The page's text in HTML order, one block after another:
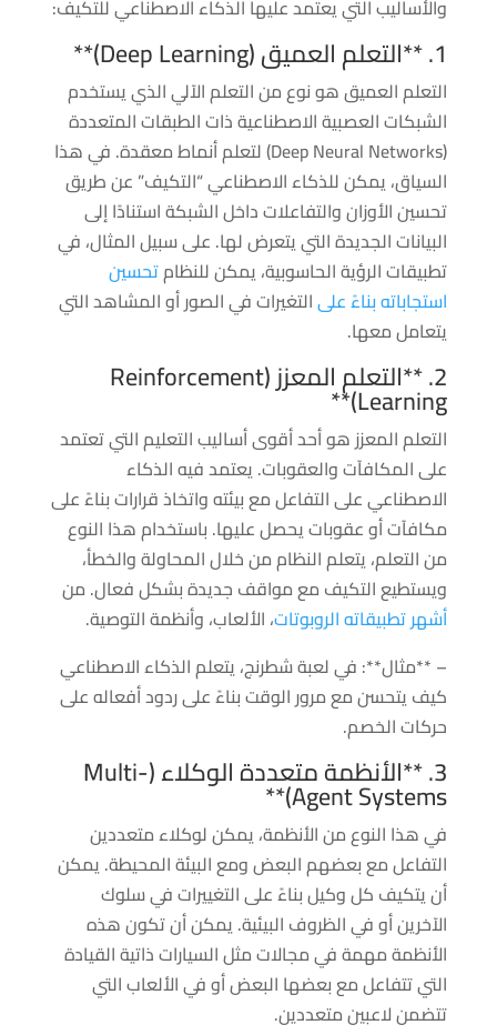
والأساليب التي يعتمد عليها الذكاء الاصطناعي للتكيف:
1. **التعلم العميق (Deep Learning)**
التعلم العميق هو نوع من التعلم الآلي الذي يستخدم
الشبكات العصبية الاصطناعية ذات الطبقات المتعددة
(Deep Neural Networks) لتعلم أنماط معقدة. في هذا
السياق، يمكن للذكاء الاصطناعي “التكيف” عن طريق
تحسين الأوزان والتفاعلات داخل الشبكة استنادًا إلى
البيانات الجديدة التي يتعرض لها. على سبيل المثال، في
تطبيقات الرؤية الحاسوبية، يمكن للنظامتحسين
استجاباته بناءً علىالتغيرات في الصور أو المشاهد التي
يتعامل معها.
2. **التعلم المعزز (Reinforcement
Learning)**
التعلم المعزز هو أحد أقوى أساليب التعليم التي تعتمد
على المكافآت والعقوبات. يعتمد فيه الذكاء
الاصطناعي على التفاعل مع بيئته واتخاذ قرارات بناءً على
مكافآت أو عقوبات يحصل عليها. باستخدام هذا النوع
من التعلم، يتعلم النظام من خلال المحاولة والخطأ،
ويستطيع التكيف مع مواقف جديدة بشكل فعال. من
أشهر تطبيقاته الروبوتات، الألعاب، وأنظمة التوصية.
– **مثال**: في لعبة شطرنج، يتعلم الذكاء الاصطناعي
كيف يتحسن مع مرور الوقت بناءً على ردود أفعاله على
حركات الخصم.
3. **الأنظمة متعددة الوكلاء (Multi-
Agent Systems)**
في هذا النوع من الأنظمة، يمكن لوكلاء متعددين
التفاعل مع بعضهم البعض ومع البيئة المحيطة. يمكن
أن يتكيف كل وكيل بناءً على التغييرات في سلوك
الآخرين أو في الظروف البيئية. يمكن أن تكون هذه
الأنظمة مهمة في مجالات مثل السيارات ذاتية القيادة
التي تتفاعل مع بعضها البعض أو في الألعاب التي
تتضمن لاعبين متعددين.